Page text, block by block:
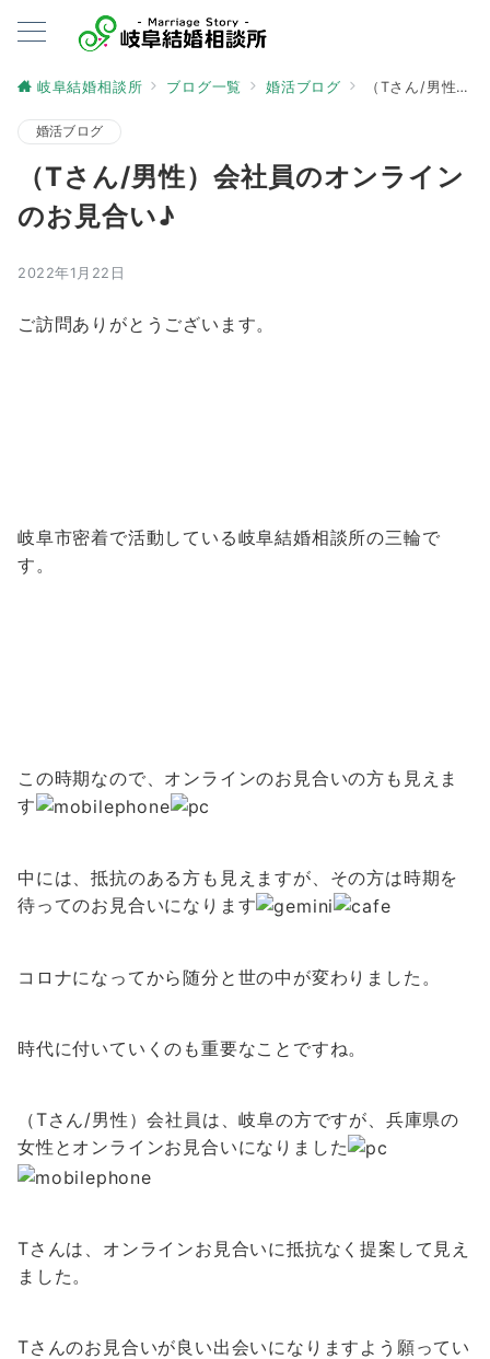
岐阜結婚相談所 ブログ一覧 婚活ブログ （Tさん/男性）会社員のオンラインのお見合い♪
婚活ブログ
（Tさん/男性）会社員のオンライン
のお見合い♪
2022年1月22日
ご訪問ありがとうございます。
岐阜市密着で活動している岐阜結婚相談所の三輪で
す。
この時期なので、オンラインのお見合いの方も見えま
す
中には、抵抗のある方も見えますが、その方は時期を
待ってのお見合いになります
コロナになってから随分と世の中が変わりました。
時代に付いていくのも重要なことですね。
（Tさん/男性）会社員は、岐阜の方ですが、兵庫県の
女性とオンラインお見合いになりました
Tさんは、オンラインお見合いに抵抗なく提案して見え
ました。
Tさんのお見合いが良い出会いになりますよう願ってい